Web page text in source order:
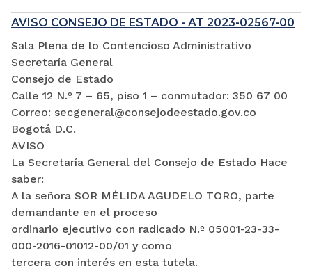
AVISO CONSEJO DE ESTADO - AT 2023-02567-00
Sala Plena de lo Contencioso Administrativo
Secretaría General
Consejo de Estado
Calle 12 N.º 7 – 65, piso 1 – conmutador: 350 67 00
Correo: secgeneral@consejodeestado.gov.co
Bogotá D.C.
AVISO
La Secretaría General del Consejo de Estado Hace
saber:
A la señora SOR MÉLIDA AGUDELO TORO, parte
demandante en el proceso
ordinario ejecutivo con radicado N.º 05001-23-33-
000-2016-01012-00/01 y como
tercera con interés en esta tutela.